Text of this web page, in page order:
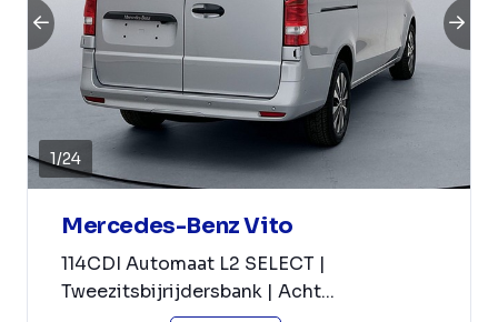
1/24
Mercedes-Benz Vito
114CDI Automaat L2 SELECT |
Tweezitsbijrijdersbank | Acht...